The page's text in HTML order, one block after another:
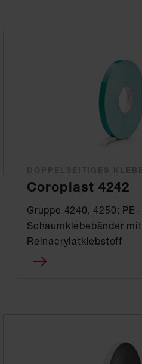
Coroplast 4242
Gruppe 4240, 4250: PE-
Schaumklebebänder mit
Reinacrylatklebstoff